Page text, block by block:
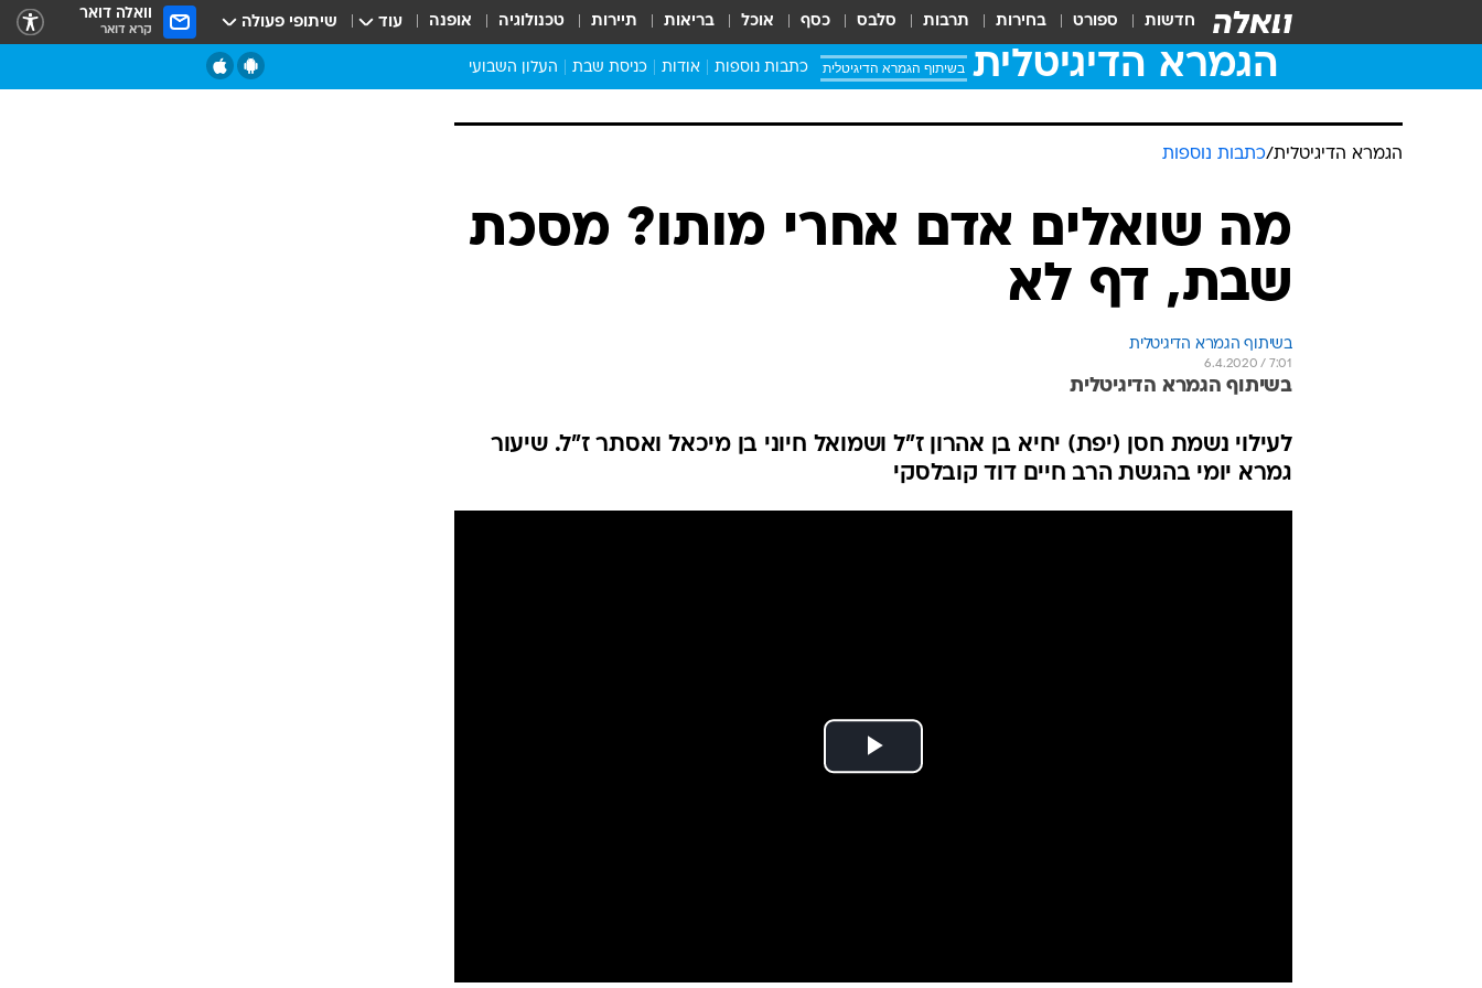
חדשות ספורט בחירות תרבות סלבס כסף אוכל בריאות תיירות טכנולוגיה אופנה עוד שיתופי פעולה וואלה דואר
קרא דואר
הגמרא הדיגיטלית בשיתוף הגמרא הדיגיטלית כתבות נוספות אודות כניסת שבת העלון השבועי
הגמרא הדיגיטלית/כתבות נוספות
מה שואלים אדם אחרי מותו? מסכת
שבת, דף לא
בשיתוף הגמרא הדיגיטלית
6.4.2020 / 7:01
בשיתוף הגמרא הדיגיטלית
לעילוי נשמת חסן (יפת) יחיא בן אהרון ז"ל ושמואל חיוני בן מיכאל ואסתר ז"ל. שיעור
גמרא יומי בהגשת הרב חיים דוד קובלסקי